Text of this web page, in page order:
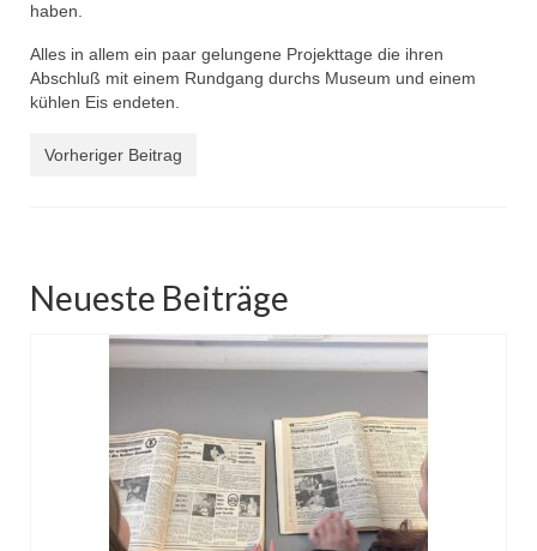
haben.
Alles in allem ein paar gelungene Projekttage die ihren
Abschluß mit einem Rundgang durchs Museum und einem
kühlen Eis endeten.
Vorheriger Beitrag
Neueste Beiträge